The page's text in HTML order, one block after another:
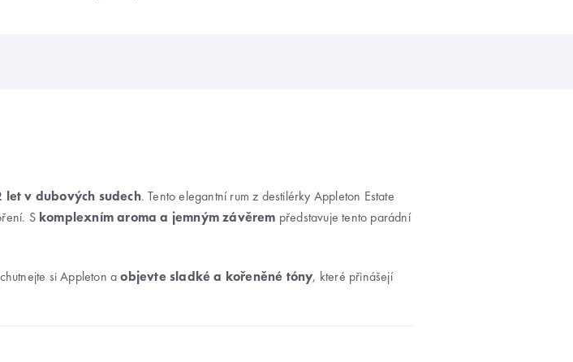
let v dubových sudech. Tento elegantní rum z destilérky Appleton Estate
S komplexním aroma a jemným závěrem představuje tento parádní
si Appleton aobjevte sladké a kořeněné tóny, které přinášejí